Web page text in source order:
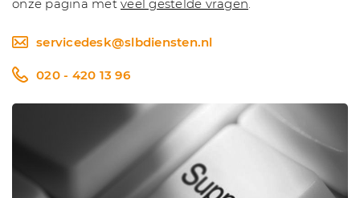
onze pagina met veel gestelde vragen
servicedesk@slbdiensten.nl
020 - 420 13 96